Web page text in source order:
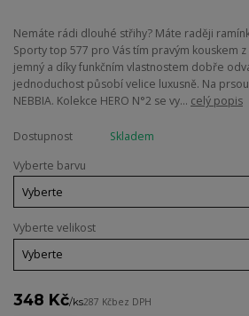
Nemáte rádi dlouhé střihy? Máte raději
Sporty top 577 pro Vás tím pravým kouskem
jemný a díky funkčním vlastnostem dobře
jednoduchost působí velice luxusně. Na
NEBBIA. Kolekce HERO N°2 se vy... celý popis
Dostupnost
Skladem
Vyberte barvu
Vyberte velikost
348 Kč/ks287 Kčbez DPH